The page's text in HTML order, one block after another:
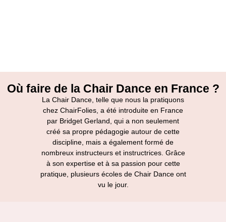
Où faire de la Chair Dance en France ?
La Chair Dance, telle que nous la pratiquons
chez ChairFolies, a été introduite en France
par Bridget Gerland, qui a non seulement
créé sa propre pédagogie autour de cette
discipline, mais a également formé de
nombreux instructeurs et instructrices. Grâce
à son expertise et à sa passion pour cette
pratique, plusieurs écoles de Chair Dance ont
vu le jour.